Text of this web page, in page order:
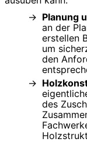
Planung
an der
erstellen
um
den
des